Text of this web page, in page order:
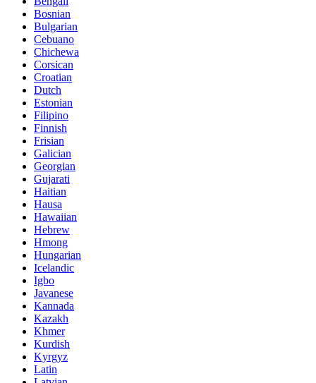
Bosnian
Bulgarian
Cebuano
Chichewa
Corsican
Croatian
Dutch
Estonian
Filipino
Finnish
Frisian
Galician
Georgian
Gujarati
Haitian
Hausa
Hawaiian
Hebrew
Hmong
Hungarian
Icelandic
Igbo
Javanese
Kannada
Kazakh
Khmer
Kurdish
Kyrgyz
Latin